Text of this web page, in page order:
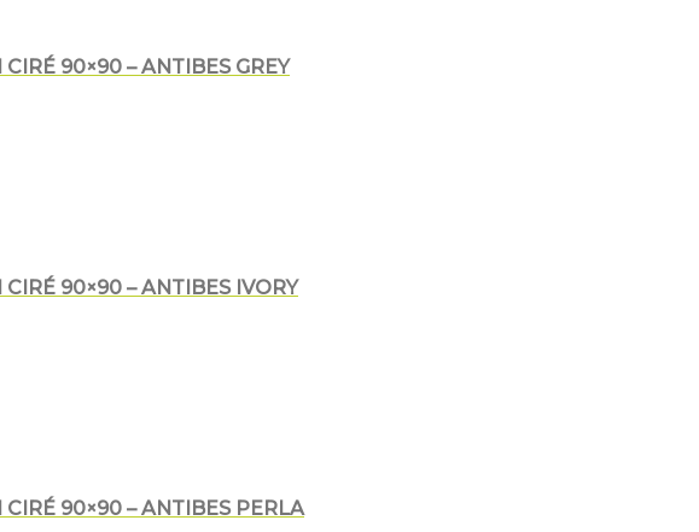
90×90 – ANTIBES GREY
90×90 – ANTIBES IVORY
90×90 – ANTIBES PERLA